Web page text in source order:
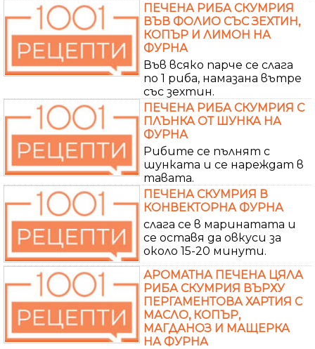
ПЕЧЕНА РИБА СКУМРИЯ
ВЪВ ФОЛИО СЪС ЗЕХТИН,
КОПЪР И ЛИМОН НА
ФУРНА
Във всяко парче се слага
по 1 риба, намазана вътре
със зехтин.
ПЕЧЕНА РИБА СКУМРИЯ С
ПЛЪНКА ОТ ШУНКА НА
ФУРНА
Рибите се пълнят с
шунката и се нареждат в
тавата.
ПЕЧЕНА СКУМРИЯ В
КОНВЕКТОРНА ФУРНА
слага се в маринатата и
се оставя да овкуси за
около 15-20 минути.
АРОМАТНА ПЕЧЕНА ЦЯЛА
РИБА СКУМРИЯ ВЪРХУ
ПЕРГАМЕНТОВА ХАРТИЯ С
МАСЛО, КОПЪР,
МАГДАНОЗ И МАЩЕРКА
НА ФУРНА